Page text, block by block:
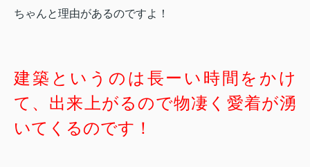
ちゃんと理由があるのですよ！
建築というのは長ーい時間をかけ
て、出来上がるので物凄く愛着が湧
いてくるのです！